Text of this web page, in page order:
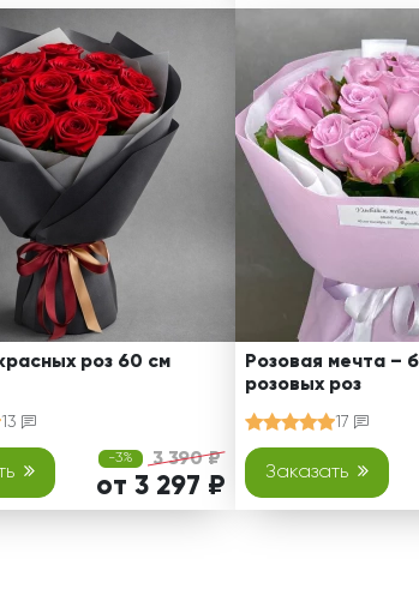
роз 60 см
13
-3% 3 390 ₽
от 3 297 ₽
Розовая мечта –
розовых роз
17
Заказать